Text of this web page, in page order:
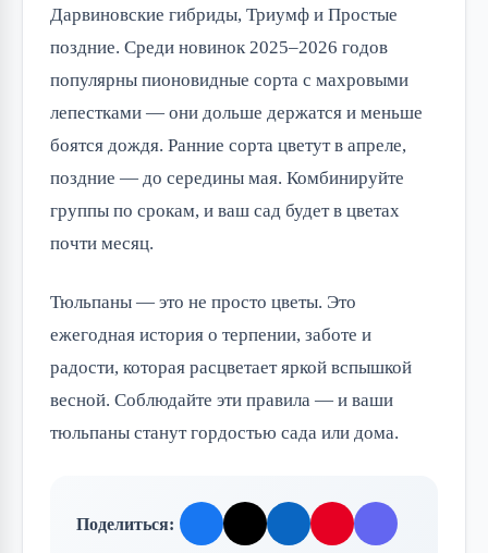
Дарвиновские гибриды, Триумф и Простые
поздние. Среди новинок 2025–2026 годов
популярны пионовидные сорта с махровыми
лепестками — они дольше держатся и меньше
боятся дождя. Ранние сорта цветут в апреле,
поздние — до середины мая. Комбинируйте
группы по срокам, и ваш сад будет в цветах
почти месяц.
Тюльпаны — это не просто цветы. Это
ежегодная история о терпении, заботе и
радости, которая расцветает яркой вспышкой
весной. Соблюдайте эти правила — и ваши
тюльпаны станут гордостью сада или дома.
Поделиться: